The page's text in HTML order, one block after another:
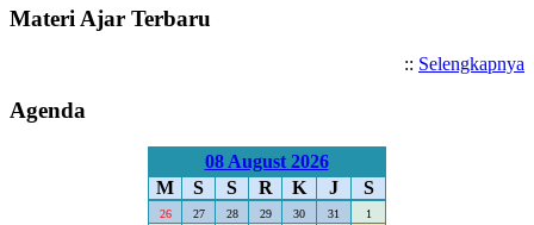
Materi Ajar Terbaru
:: Selengkapnya
Agenda
08 August 2026
M
S S R K J S
26 27 28 29 30 31
1